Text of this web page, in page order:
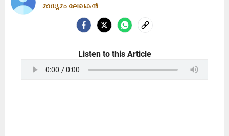
മാധ്യമം ലേഖകൻ
Listen to this Article